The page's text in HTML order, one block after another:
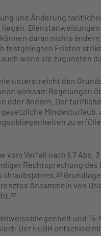
und Änderung
daran nichts
festgelegten Fristen
wenn sie zugunsten
unterstreicht den
wirksam Regelungen
oder ändern. Der
zu
vom Verfall nach § 7
Rechtsprechung
Urlaubsjahres. 26
Ansammeln von
27
und
Der EuGH entschied